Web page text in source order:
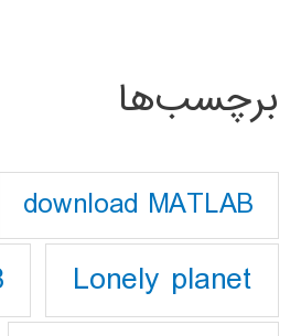
برچسب‌ها
download MATLAB
Lonely planet